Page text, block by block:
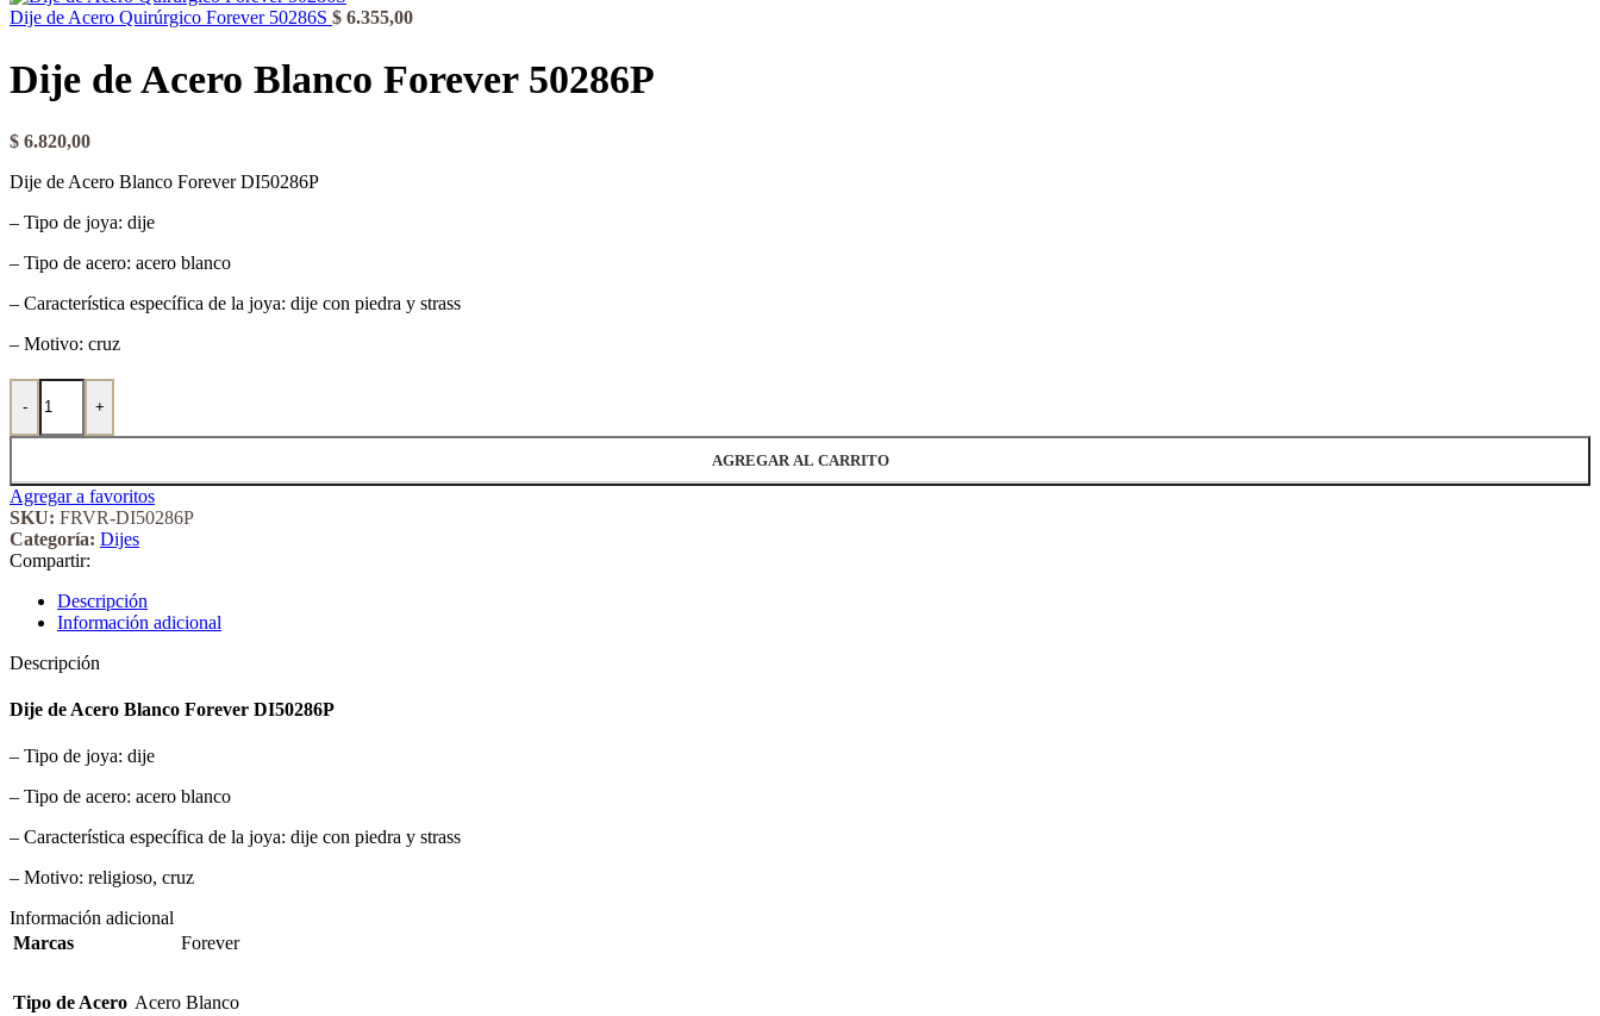
Dije de Acero Quirúrgico Forever 50286S $ 6.355,00
Dije de Acero Blanco Forever 50286P
$ 6.820,00
Dije de Acero Blanco Forever DI50286P
– Tipo de joya: dije
– Tipo de acero: acero blanco
– Característica específica de la joya: dije con piedra y strass
– Motivo: cruz
-
Dije de Acero Blanco Forever 50286P cantidad
+
AGREGAR AL CARRITO
Agregar a favoritos
SKU: FRVR-DI50286P
Categoría: Dijes
Compartir:
Descripción
Información adicional
Descripción
Dije de Acero Blanco Forever DI50286P
– Tipo de joya: dije
– Tipo de acero: acero blanco
– Característica específica de la joya: dije con piedra y strass
– Motivo: religioso, cruz
Información adicional
Marcas
Forever
Tipo de Acero Acero Blanco